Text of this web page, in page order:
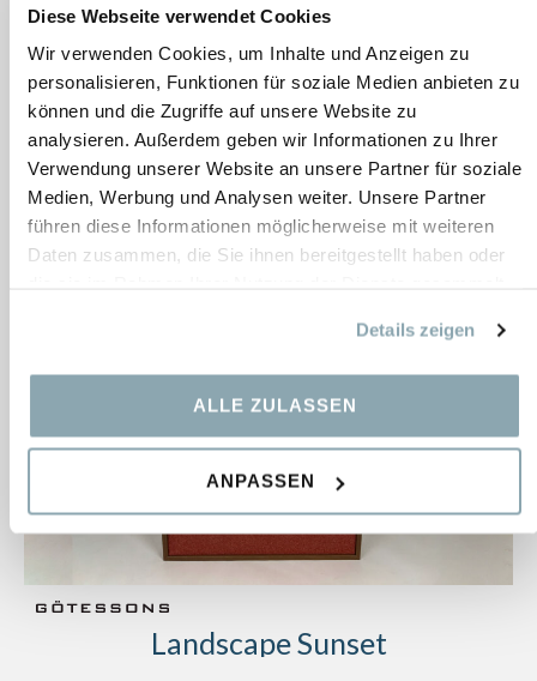
Diese Webseite verwendet Cookies
Wir verwenden Cookies, um Inhalte und Anzeigen zu
personalisieren, Funktionen für soziale Medien anbieten zu
können und die Zugriffe auf unsere Website zu
analysieren. Außerdem geben wir Informationen zu Ihrer
Verwendung unserer Website an unsere Partner für soziale
Medien, Werbung und Analysen weiter. Unsere Partner
führen diese Informationen möglicherweise mit weiteren
Daten zusammen, die Sie ihnen bereitgestellt haben oder
Details zeigen
ALLE ZULASSEN
ANPASSEN
Bestand:
3 pcs.
Maße:
1200×1200×50 mm
232,12€
Landscape Sunset